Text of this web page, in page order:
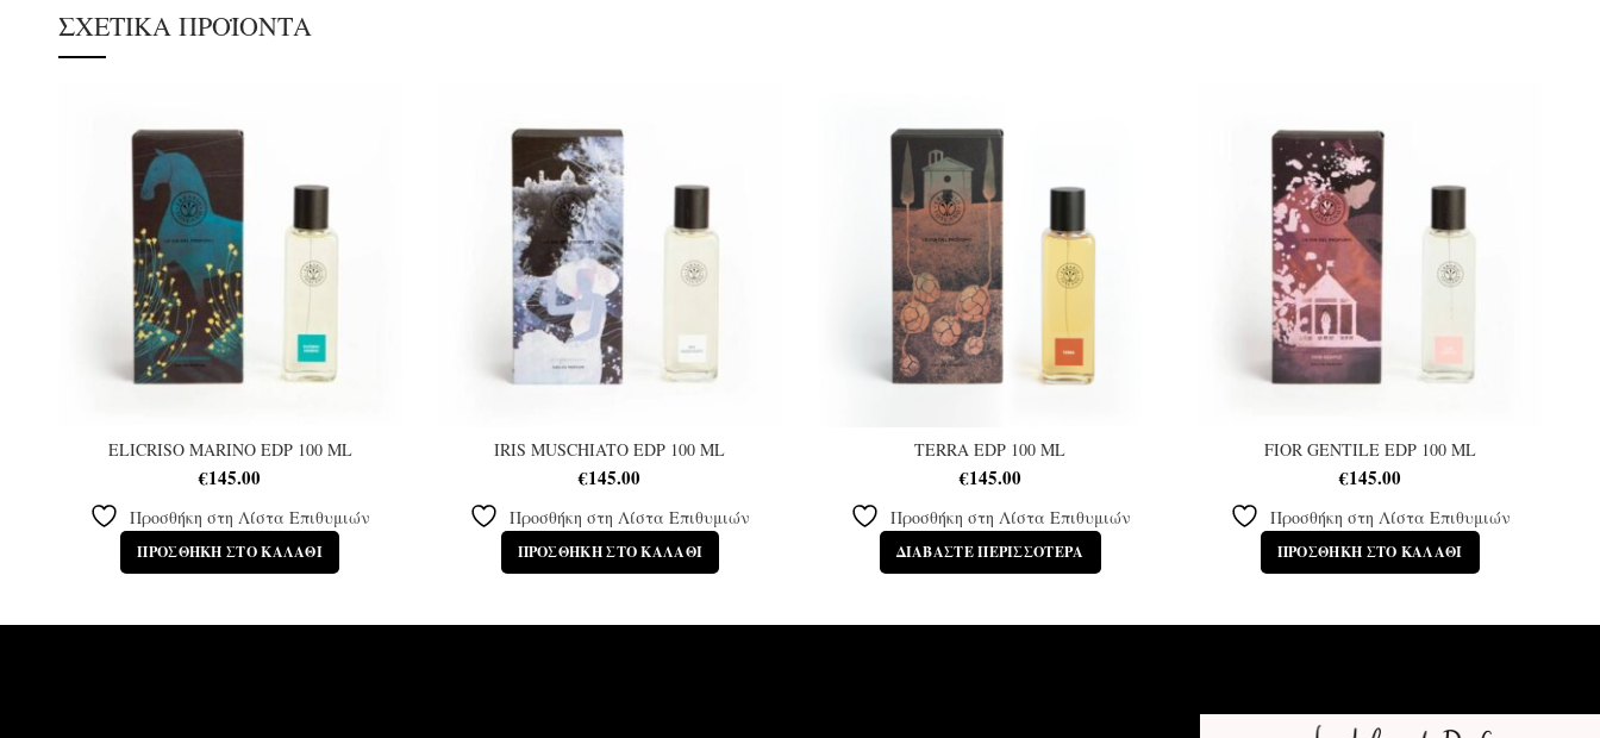
ΣΧΕΤΙΚΆ ΠΡΟΪΌΝΤΑ
ELICRISO MARINO EDP 100 ML
€145.00
Προσθήκη στη Λίστα Επιθυμιών
ΠΡΟΣΘΉΚΗ ΣΤΟ ΚΑΛΆΘΙ
IRIS MUSCHIATO EDP 100 ML
€145.00
Προσθήκη στη Λίστα Επιθυμιών
ΠΡΟΣΘΉΚΗ ΣΤΟ ΚΑΛΆΘΙ
TERRA EDP 100 ML
€145.00
Προσθήκη στη Λίστα Επιθυμιών
ΔΙΑΒΆΣΤΕ ΠΕΡΙΣΣΌΤΕΡΑ
FIOR GENTILE EDP 100 ML
€145.00
Προσθήκη στη Λίστα Επιθυμιών
ΠΡΟΣΘΉΚΗ ΣΤΟ ΚΑΛΆΘΙ